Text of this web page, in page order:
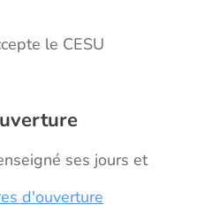
le CESU
ses jours et
d'ouverture